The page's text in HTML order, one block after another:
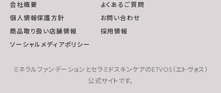
会社概要
よくあるご質問
個人情報保護方針
お問い合わせ
商品取り扱い店舗情報
採用情報
ソーシャルメディアポリシー
ミネラルファンデーションとセラミドスキンケアのETVOS（エトヴォス）
公式サイトです。